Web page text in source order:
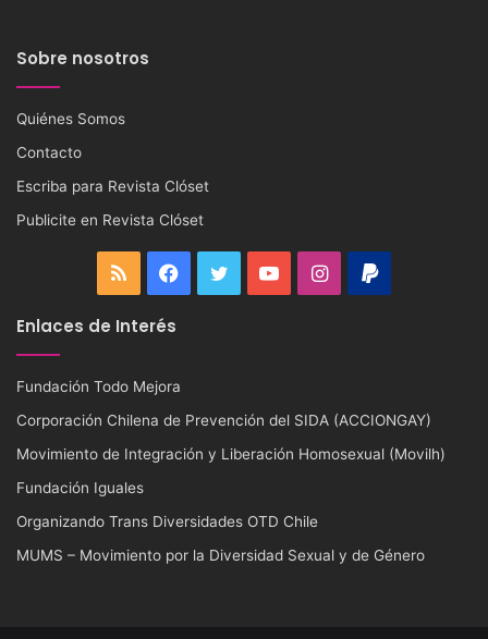
Sobre nosotros
Quiénes Somos
Contacto
Escriba para Revista Clóset
Publicite en Revista Clóset
RSS Facebook
TwitterYouTubeInstagram
PayPal
Enlaces de Interés
Fundación Todo Mejora
Corporación Chilena de Prevención del SIDA (ACCIONGAY)
Movimiento de Integración y Liberación Homosexual (Movilh)
Fundación Iguales
Organizando Trans Diversidades OTD Chile
MUMS – Movimiento por la Diversidad Sexual y de Género